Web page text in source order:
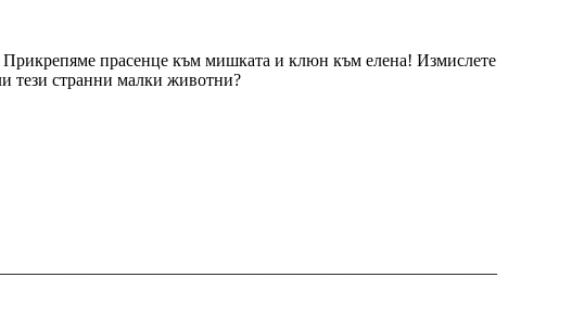
Прикрепяме прасенце към мишката и клюн към елена! Измислете
тези странни малки животни?